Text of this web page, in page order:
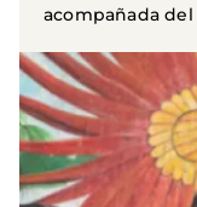
acompañada